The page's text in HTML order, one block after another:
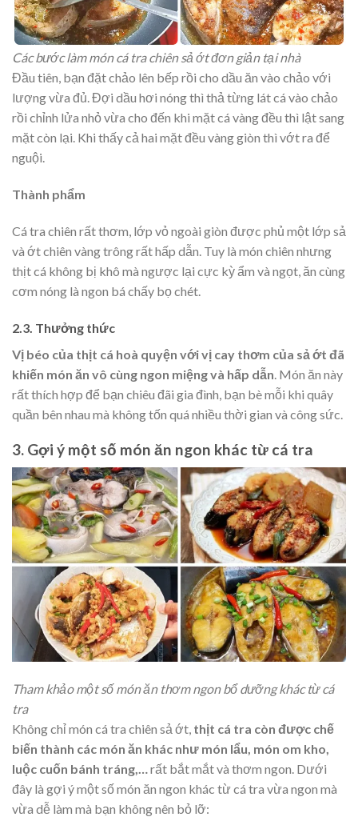
Các bước làm món cá tra chiên sả ớt đơn giản tại nhà
Đầu tiên, bạn đặt chảo lên bếp rồi cho dầu ăn vào chảo với
lượng vừa đủ. Đợi dầu hơi nóng thì thả từng lát cá vào chảo
rồi chỉnh lửa nhỏ vừa cho đến khi mặt cá vàng đều thì lật sang
mặt còn lại. Khi thấy cả hai mặt đều vàng giòn thì vớt ra để
nguội.
Thành phẩm
Cá tra chiên rất thơm, lớp vỏ ngoài giòn được phủ một lớp sả
và ớt chiên vàng trông rất hấp dẫn. Tuy là món chiên nhưng
thịt cá không bị khô mà ngược lại cực kỳ ẩm và ngọt, ăn cùng
cơm nóng là ngon bá chấy bọ chét.
2.3. Thưởng thức
Vị béo của thịt cá hoà quyện với vị cay thơm của sả ớt đã
khiến món ăn vô cùng ngon miệng và hấp dẫn . Món ăn này
rất thích hợp để bạn chiêu đãi gia đình, bạn bè mỗi khi quây
quần bên nhau mà không tốn quá nhiều thời gian và công sức.
3. Gợi ý một số món ăn ngon khác từ cá tra
Tham khảo một số món ăn thơm ngon bổ dưỡng khác từ cá
tra
Không chỉ món cá tra chiên sả ớt, thịt cá tra còn được chế
biến thành các món ăn khác như món lẩu, món om kho,
luộc cuốn bánh tráng,…
rất bắt mắt và thơm ngon. Dưới
đây là gợi ý một số món ăn ngon khác từ cá tra vừa ngon mà
vừa dễ làm mà bạn không nên bỏ lỡ: